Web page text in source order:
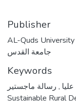
Publisher
AL-Quds University
جامعة القدس
Keywords
,
Sustainable Rural